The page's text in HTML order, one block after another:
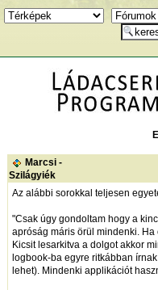
Marcsi -
Szilágyiék
Az alábbi sorokkal teljesen
"Csak úgy gondoltam hogy a
apróság máris örül mindenki.
Kicsit lesarkitva a dolgot akkor
logbook-ba egyre ritkábban
lehet). Mindenki applikációt